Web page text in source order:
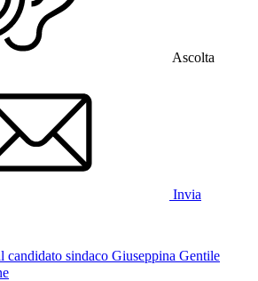
Ascolta
Invia
candidato sindaco Giuseppina Gentile